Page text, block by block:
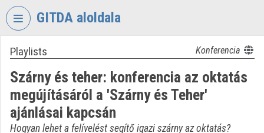
Skip header
GITDA aloldala
VIDEO
GOVERNMENTAL
INFORMATION-
TECHNOLOGY
DEVELOPMENT
Playlists Konferencia
Szárny és teher: konferencia az oktatás
megújításáról a 'Szárny és Teher'
ajánlásai kapcsán
Hogyan lehet a felívelést segítő igazi szárny az oktatás?